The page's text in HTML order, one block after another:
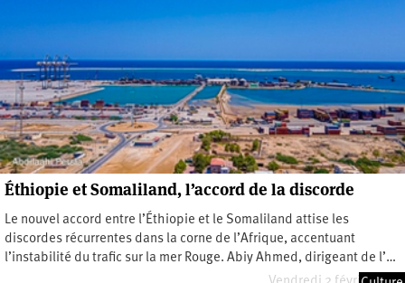
Éthiopie et Somaliland, l’accord de la discorde
Le nouvel accord entre l’Éthiopie et le Somaliland attise les
discordes récurrentes dans la corne de l’Afrique, accentuant
l’instabilité du trafic sur la mer Rouge. Abiy Ahmed, dirigeant de l’…